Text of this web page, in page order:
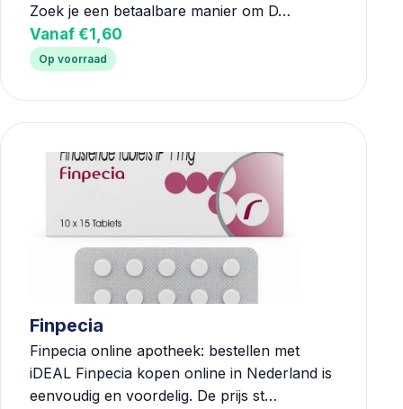
Zoek je een betaalbare manier om D…
Vanaf €1,60
Op voorraad
Finpecia
Finpecia online apotheek: bestellen met
iDEAL Finpecia kopen online in Nederland is
eenvoudig en voordelig. De prijs st…